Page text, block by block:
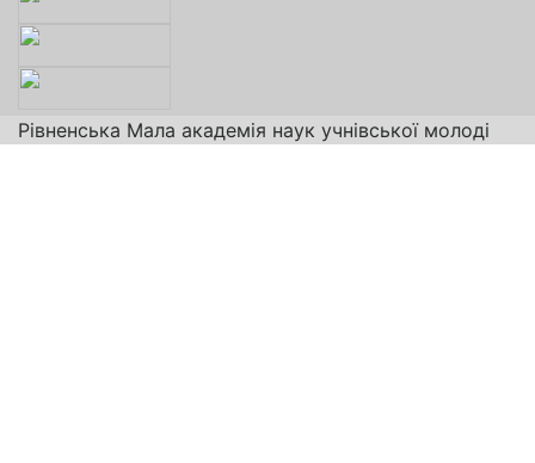
Рівненська Мала академія наук учнівської молоді